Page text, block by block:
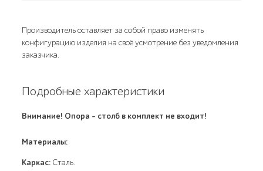
Производитель оставляет за собой право изменять
конфигурацию изделия на своё усмотрение без уведомления
заказчика.
Подробные характеристики
Внимание! Опора - столб в комплект не входит!
Материалы:
Каркас: Сталь.